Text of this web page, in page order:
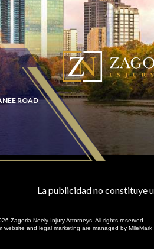
ROAD
La publicidad no constituye
Zagoria Neely Injury Attorneys. All rights reserved.
website and legal marketing are managed by MileMark